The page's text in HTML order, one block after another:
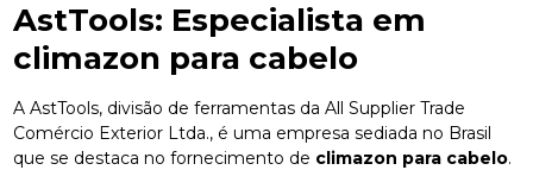
AstTools: Especialista em
climazon para cabelo
A AstTools, divisão de ferramentas da All Supplier Trade
Comércio Exterior Ltda., é uma empresa sediada no Brasil
que se destaca no fornecimento de climazon para cabelo.